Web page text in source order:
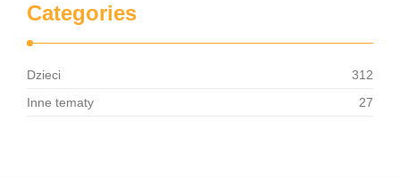
Categories
Dzieci
312
Inne tematy
27